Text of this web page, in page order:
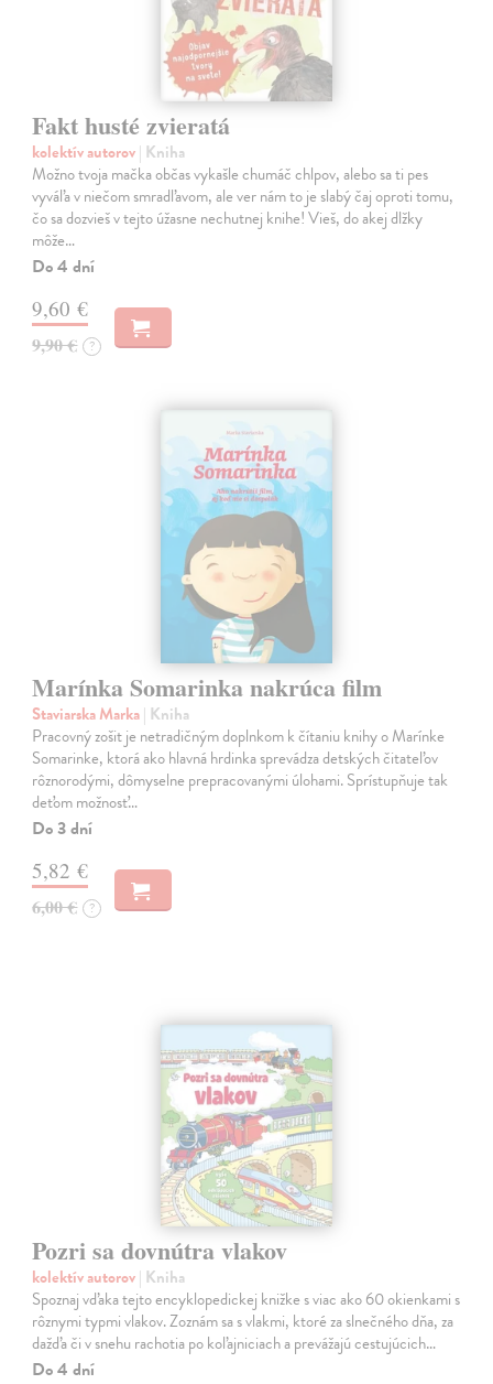
Fakt husté zvieratá
kolektív autorov| Kniha
Možno tvoja mačka občas vykašle chumáč chlpov, alebo sa ti pes
vyváľa v niečom smradľavom, ale ver nám to je slabý čaj oproti tomu,
čo sa dozvieš v tejto úžasne nechutnej knihe! Vieš, do akej dlžky
môže…
Do 4 dní
9,60 €
9,90 € ?
Marínka Somarinka nakrúca film
Staviarska Marka| Kniha
Pracovný zošit je netradičným doplnkom k čítaniu knihy o Marínke
Somarinke, ktorá ako hlavná hrdinka sprevádza detských čitateľov
rôznorodými, dômyselne prepracovanými úlohami. Sprístupňuje tak
deťom možnosť…
Do 3 dní
5,82 €
6,00 € ?
Pozri sa dovnútra vlakov
kolektív autorov| Kniha
Spoznaj vďaka tejto encyklopedickej knižke s viac ako 60 okienkami s
rôznymi typmi vlakov. Zoznám sa s vlakmi, ktoré za slnečného dňa, za
dažďa či v snehu rachotia po koľajniciach a prevážajú cestujúcich…
Do 4 dní